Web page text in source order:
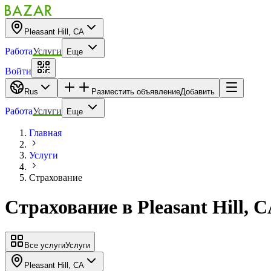
Pleasant Hill, CA
РаботаУслуги Еще
Войти
Rus Разместить объявлениеДобавить
РаботаУслуги Еще
Главная
Услуги
Страхование
Страхование в Pleasant Hill,
Все услугиУслуги
Pleasant Hill, CA